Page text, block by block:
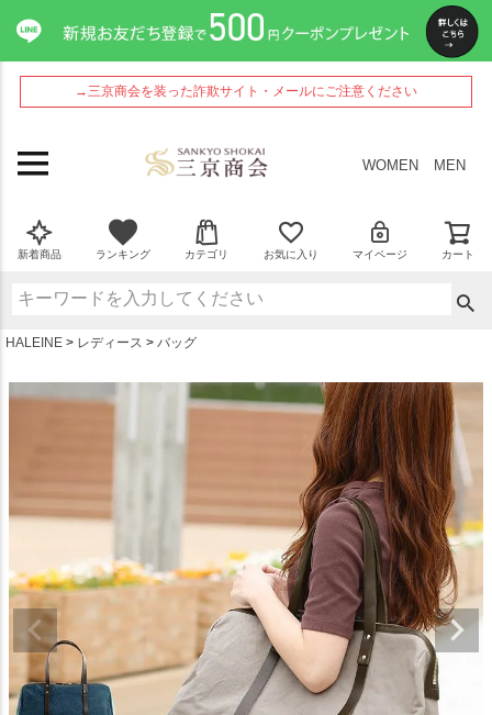
→三京商会を装った詐欺サイト・メールにご注意ください
WOMEN MEN
新着商品 ランキング カテゴリ お気に入り マイページ カート
HALEINE レディース バッグ
ペー
ジト
ップ
へ